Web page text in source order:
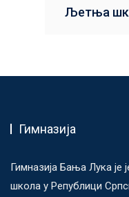
Љетња
Гимназија
Гимназија Бања Лука је
школа у Републици